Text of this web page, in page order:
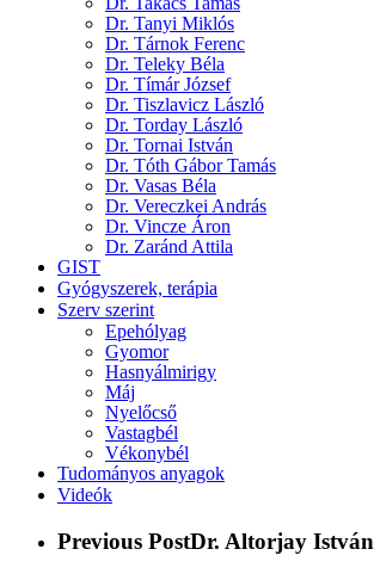
Dr. Tanyi Miklós
Dr. Tárnok Ferenc
Dr. Teleky Béla
Dr. Tímár József
Dr. Tiszlavicz László
Dr. Torday László
Dr. Tornai István
Dr. Tóth Gábor Tamás
Dr. Vasas Béla
Dr. Vereczkei András
Dr. Vincze Áron
Dr. Zaránd Attila
GIST
Gyógyszerek, terápia
Szerv szerint
Epehólyag
Gyomor
Hasnyálmirigy
Máj
Nyelőcső
Vastagbél
Vékonybél
Tudományos anyagok
Videók
Previous PostDr. Altorjay István